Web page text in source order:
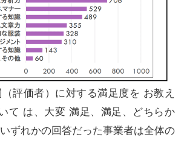
評価者）に対する満足度を お教え
て は、大変 満足、満足、どちらか
ずれかの回答だった事業者は全体の